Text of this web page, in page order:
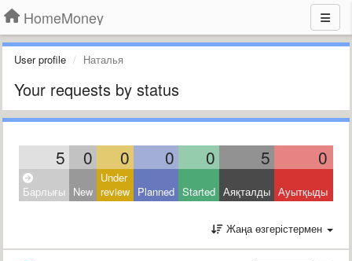
HomeMoney
User profile Наталья
Your requests by status
5 0 0 0 0 5 0
Барлығы New
Under
review Planned Started Аяқталды Ауытқыды
Жаңа өзгерістермен